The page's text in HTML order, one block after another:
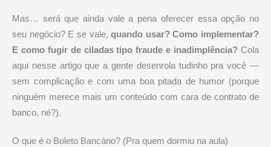
Mas… será que ainda vale a pena oferecer essa opção no
seu negócio? E se vale,quando usar? Como implementar?
E como fugir de ciladas tipo fraude e inadimplência? Cola
aqui nesse artigo que a gente desenrola tudinho pra você —
sem complicação e com uma boa pitada de humor (porque
ninguém merece mais um conteúdo com cara de contrato de
banco, né?).
O que é o Boleto Bancário? (Pra quem dormiu na aula)